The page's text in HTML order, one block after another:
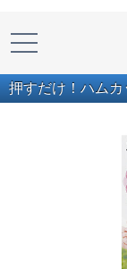
押すだけ！ハムカ